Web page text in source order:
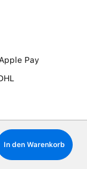
In den Warenkorb